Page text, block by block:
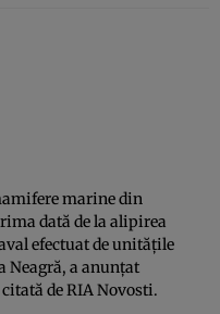
marine din
dată de la alipirea
efectuat de unităţile
Neagră, a anunţat
de RIA Novosti.